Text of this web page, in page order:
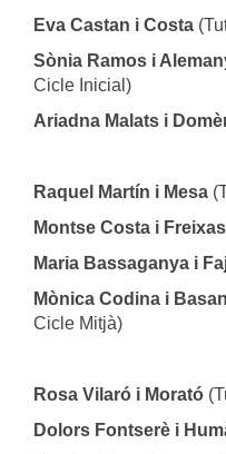
Eva Castan i Costa
Sònia Ramos i
Cicle Inicial)
Ariadna Malats i
Raquel Martín i Mesa
Montse Costa i Freixas
Maria Bassaganya i
Mònica Codina i
Cicle Mitjà)
Rosa Vilaró i Morató
Dolors Fontserè i